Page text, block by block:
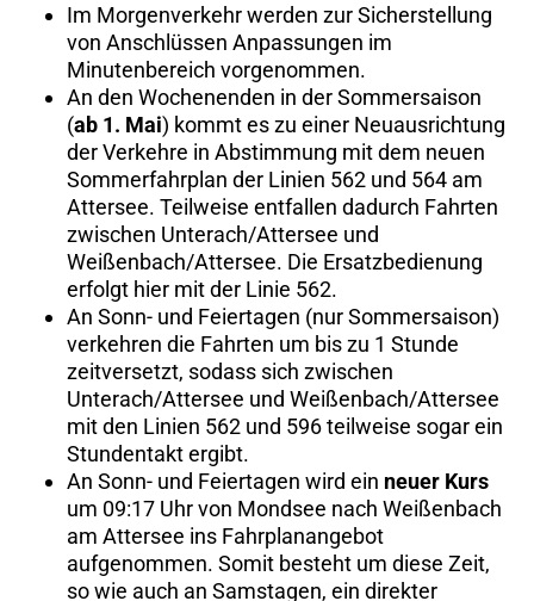
Im Morgenverkehr werden zur Sicherstellung
von Anschlüssen Anpassungen im
Minutenbereich vorgenommen.
An den Wochenenden in der Sommersaison
(ab 1. Mai) kommt es zu einer Neuausrichtung
der Verkehre in Abstimmung mit dem neuen
Sommerfahrplan der Linien 562 und 564 am
Attersee. Teilweise entfallen dadurch Fahrten
zwischen Unterach/Attersee und
Weißenbach/Attersee. Die Ersatzbedienung
erfolgt hier mit der Linie 562.
An Sonn- und Feiertagen (nur Sommersaison)
verkehren die Fahrten um bis zu 1 Stunde
zeitversetzt, sodass sich zwischen
Unterach/Attersee und Weißenbach/Attersee
mit den Linien 562 und 596 teilweise sogar ein
Stundentakt ergibt.
An Sonn- und Feiertagen wird ein neuer Kurs
um 09:17 Uhr von Mondsee nach Weißenbach
am Attersee ins Fahrplanangebot
aufgenommen. Somit besteht um diese Zeit,
so wie auch an Samstagen, ein direkter